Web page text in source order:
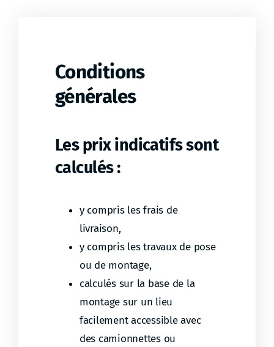
Conditions
générales
Les prix indicatifs sont
calculés :
y compris les frais de
livraison,
y compris les travaux de pose
ou de montage,
calculés sur la base de la
montage sur un lieu
facilement accessible avec
des camionnettes ou